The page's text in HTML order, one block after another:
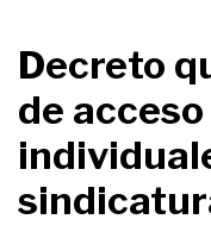
Decreto
de